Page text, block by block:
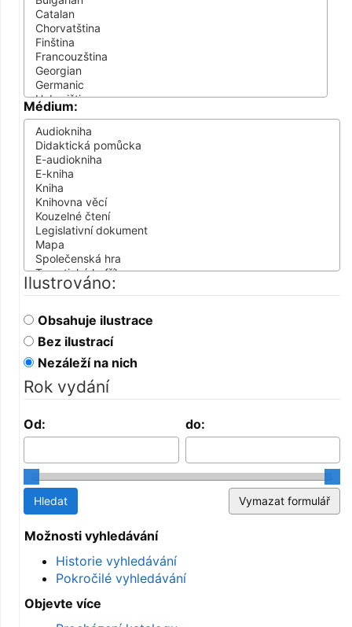
Médium:
Ilustrováno:
Obsahuje ilustrace
Bez ilustrací
Nezáleží na nich
Rok vydání
Od: do:
Možnosti vyhledávání
Historie vyhledávání
Pokročilé vyhledávání
Objevte více